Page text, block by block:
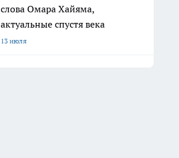
слова Омара Хайяма,
актуальные спустя века
13 июля